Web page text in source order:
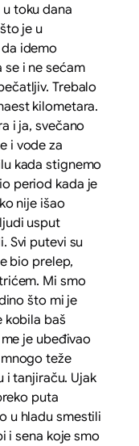
toku dana
je u
idemo
se i ne sećam
Trebalo
kilometara.
i ja, svečano
i vode za
kada stignemo
period kada je
nije išao
usput
Svi putevi su
bio prelep,
Mi smo
što mi je
kobila baš
je ubeđivao
teže
i tanjiraču. Ujak
puta
u hladu smestili
i sena koje smo